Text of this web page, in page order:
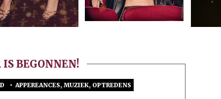
IS BEGONNEN!
VOOR
•APPEREANCES, MUZIEK, OPTREDENS